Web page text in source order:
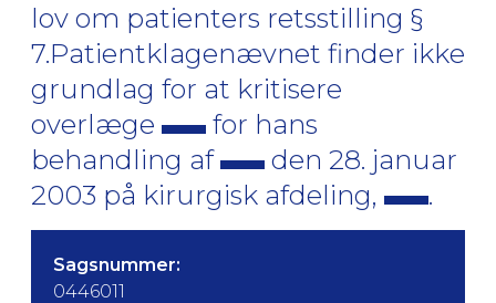
lov om patienters retsstilling §
7.Patientklagenævnet finder ikke
grundlag for at kritisere
overlæge
for hans
behandling af
den 28. januar
2003 på kirurgisk afdeling,
.
Sagsnummer:
0446011